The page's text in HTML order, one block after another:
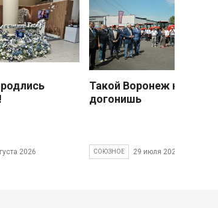
2026
Такой Воронеж не
догонишь
СОЮЗНОЕ 29 июля 2026